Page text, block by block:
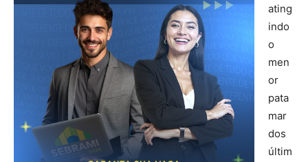
ating
indo
o
men
or
pata
mar
dos
últim